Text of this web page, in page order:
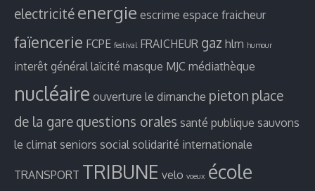
electricité energie escrime espace fraicheur
faïencerie FCPE festival FRAICHEUR gaz hlm humour
interêt général laïcité masque MJC médiathèque
nucléaire ouverture le dimanche pieton place
de la gare questions orales santé publique sauvons
le climat seniors social solidarité internationale
TRANSPORT TRIBUNE velo voeux école